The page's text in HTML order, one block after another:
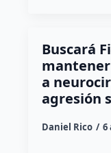
Buscará
a
agresión
Daniel Rico 6